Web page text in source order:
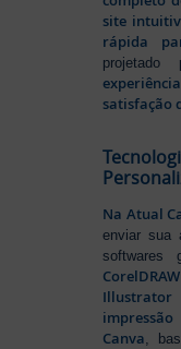
site
rápida
projetado
satisfação
Na Atual
enviar sua
softwares
impressão
Canva ,